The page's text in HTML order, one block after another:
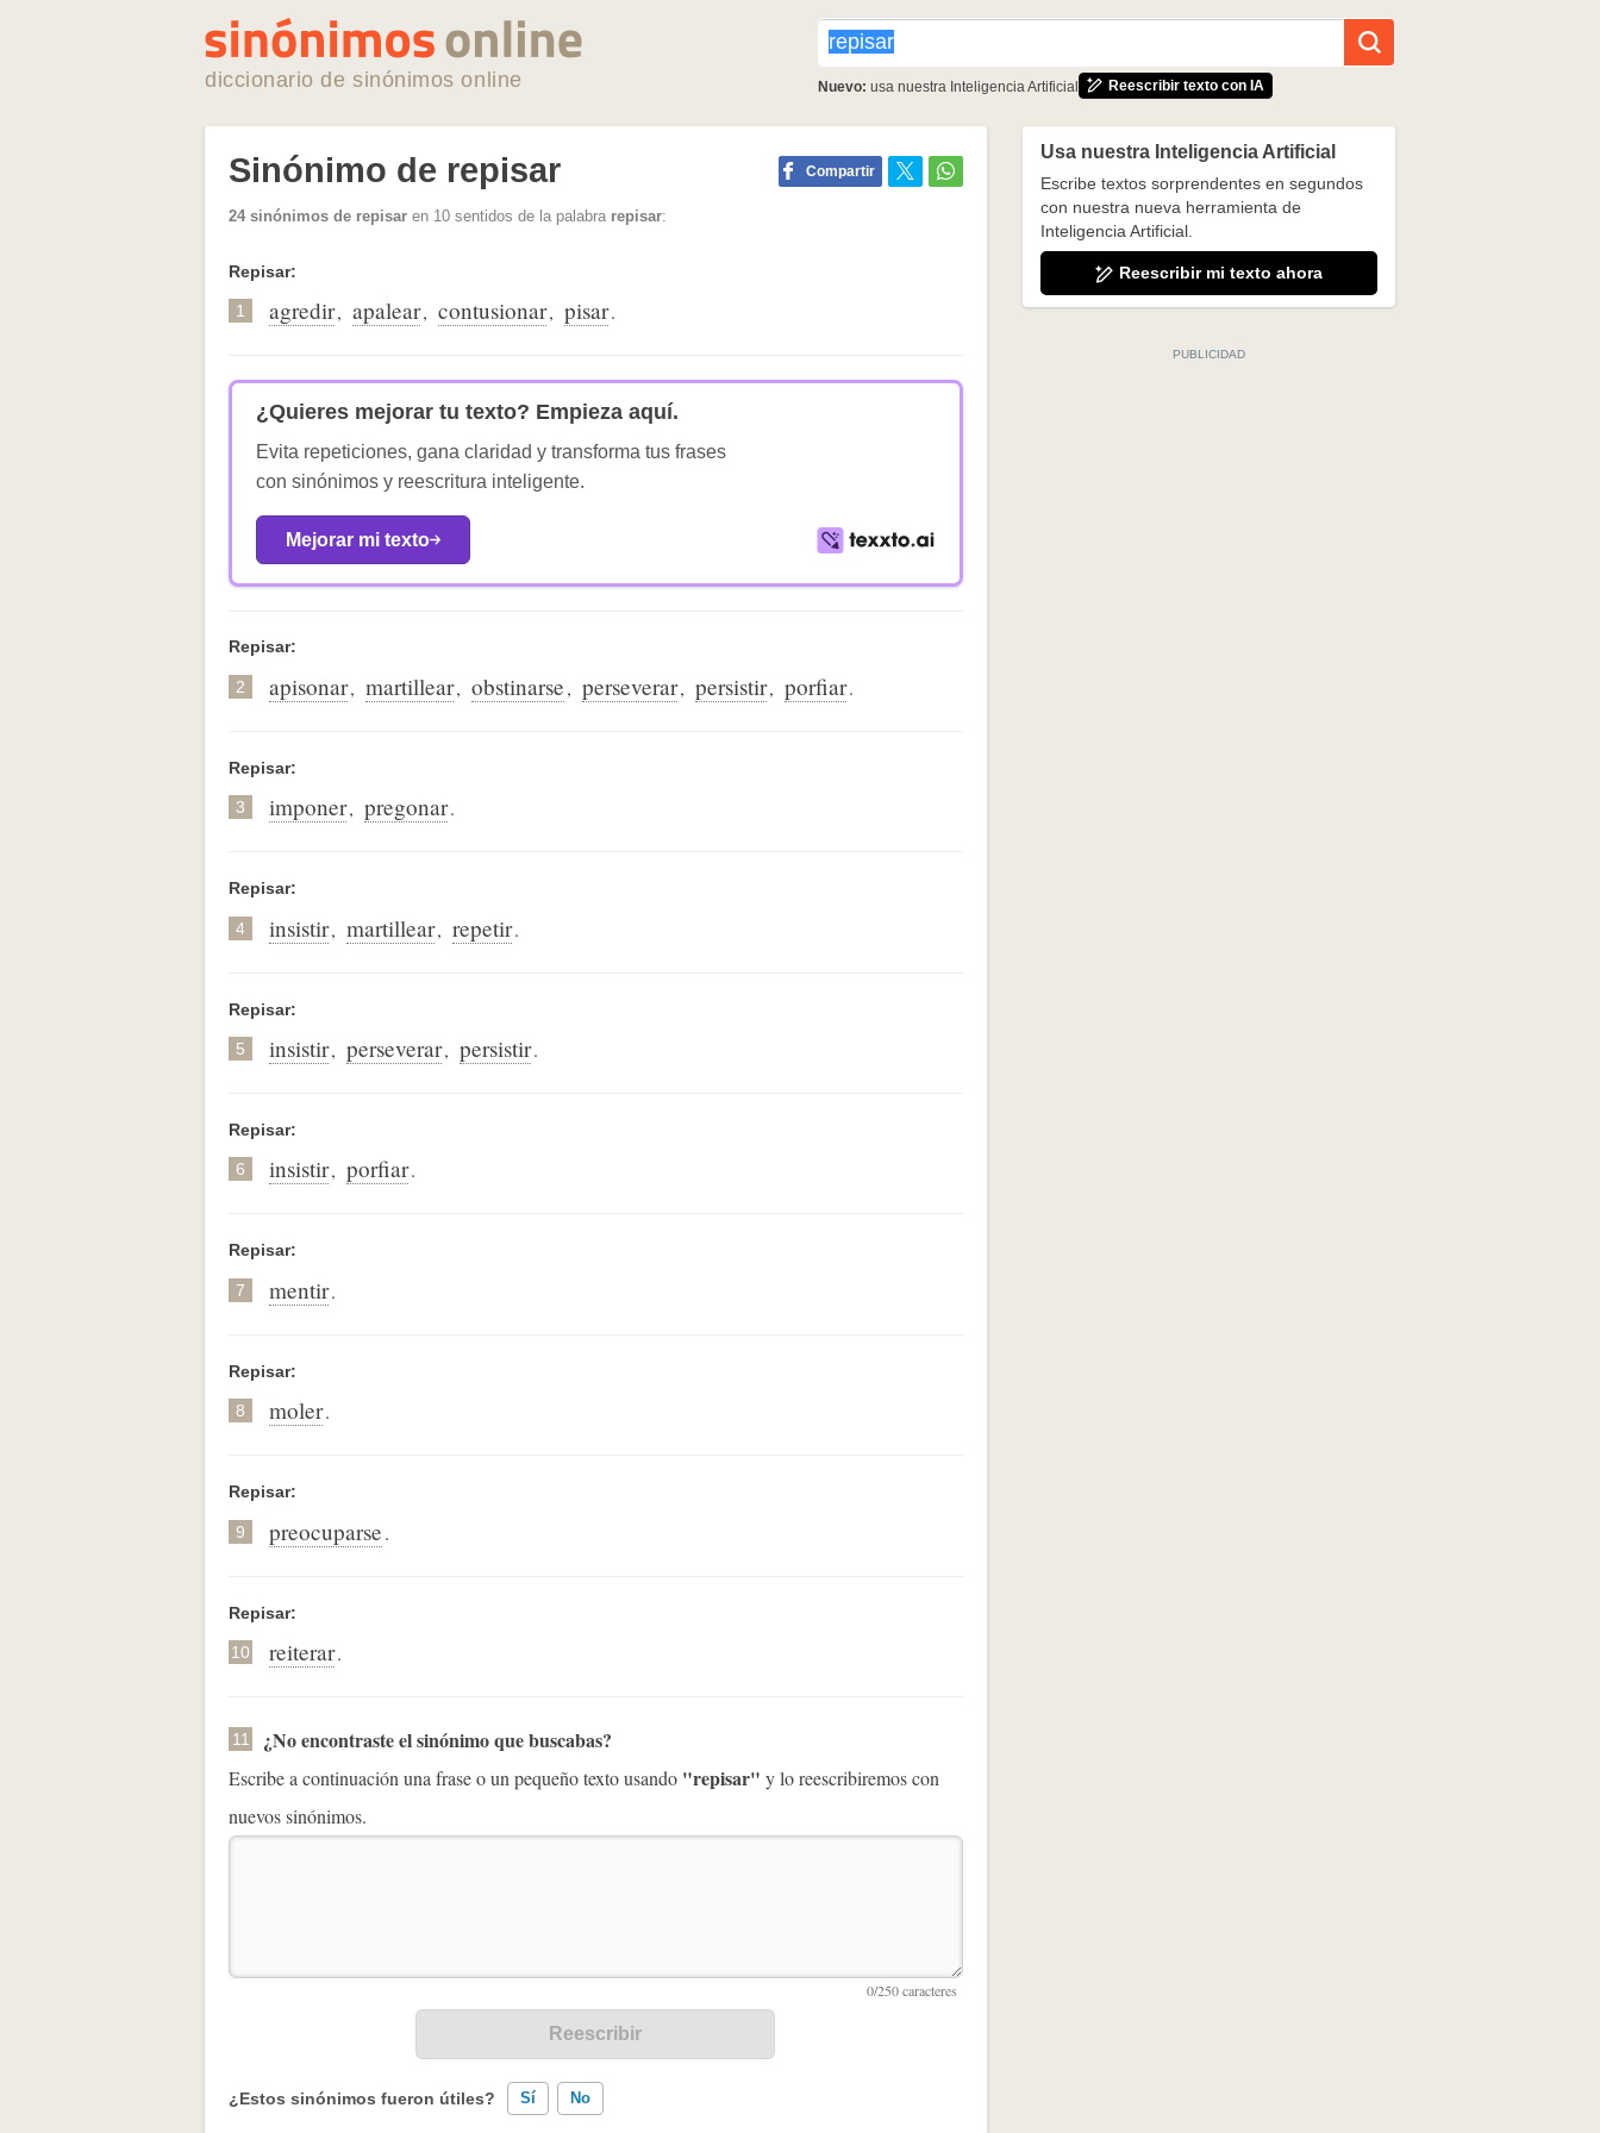
diccionario de sinónimos online Nuevo: usa nuestra Inteligencia Artificial Reescribir texto con IA
Sinónimo de repisar Compartir
24 sinónimos de repisar en 10 sentidos de la palabra repisar:
Repisar:
1 agredir, apalear, contusionar, pisar.
¿Quieres mejorar tu texto? Empieza aquí.
Evita repeticiones, gana claridad y transforma tus frases
con sinónimos y reescritura inteligente.
Mejorar mi texto
Repisar:
2 apisonar, martillear, obstinarse, perseverar, persistir, porfiar.
Repisar:
3 imponer, pregonar.
Repisar:
4 insistir, martillear, repetir.
Repisar:
5 insistir, perseverar, persistir.
Repisar:
6 insistir, porfiar.
Repisar:
7 mentir.
Repisar:
8 moler.
Repisar:
9 preocuparse.
Repisar:
10 reiterar.
11 ¿No encontraste el sinónimo que buscabas?
Escribe a continuación una frase o un pequeño texto usando "repisar" y lo reescribiremos con
nuevos sinónimos.
¿Estos sinónimos fueron útiles? Sí No
Usa nuestra Inteligencia Artificial
Escribe textos sorprendentes en segundos
con nuestra nueva herramienta de
Inteligencia Artificial.
Reescribir mi texto ahora